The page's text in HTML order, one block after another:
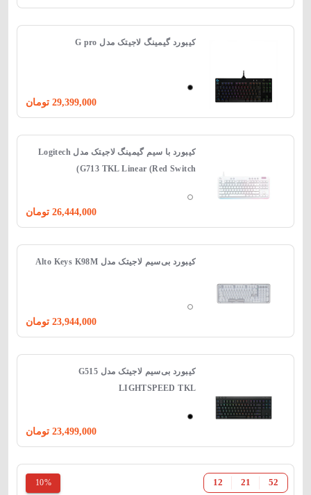
کیبورد گیمینگ لاجیتک مدل G pro
تومان
کیبورد با‌ سیم گیمینگ لاجیتک مدل Logitech
G713 TKL Linear (Red Switch)
تومان
کیبورد بی‌سیم لاجیتک مدل Alto Keys K98M
تومان
کیبورد بی‌سیم لاجیتک مدل G515
LIGHTSPEED TKL
تومان
12 21 51
10%